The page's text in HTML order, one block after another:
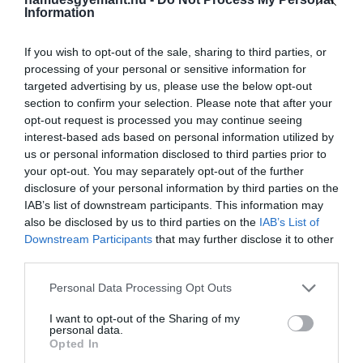
Information
If you wish to opt-out of the sale, sharing to third parties, or
processing of your personal or sensitive information for
targeted advertising by us, please use the below opt-out
section to confirm your selection. Please note that after your
opt-out request is processed you may continue seeing
interest-based ads based on personal information utilized by
us or personal information disclosed to third parties prior to
your opt-out. You may separately opt-out of the further
disclosure of your personal information by third parties on the
IAB’s list of downstream participants. This information may
also be disclosed by us to third parties on the IAB’s List of
Downstream Participants that may further disclose it to other
Please note that this website/app uses one or more Google
not limited to your visit or usage behaviour. You may click to
grant or deny consent to Google and its third-party tags to
use your data for below specified purposes in below Google
Personal Data Processing Opt Outs
I want to opt-out of the Sharing of my
personal data.
Opted In
sejtek, köztük az
2022-eskutatásviszont kimutatta, hogy ezek a
sejtekaktívan részt vesznek az agy
működésében
: nemcsak támogatják az
idegsejteket, hanemmaguk is képesek
információkat feldolgozni és befolyásolni az
idegsejtek közötti kapcsolatokat.